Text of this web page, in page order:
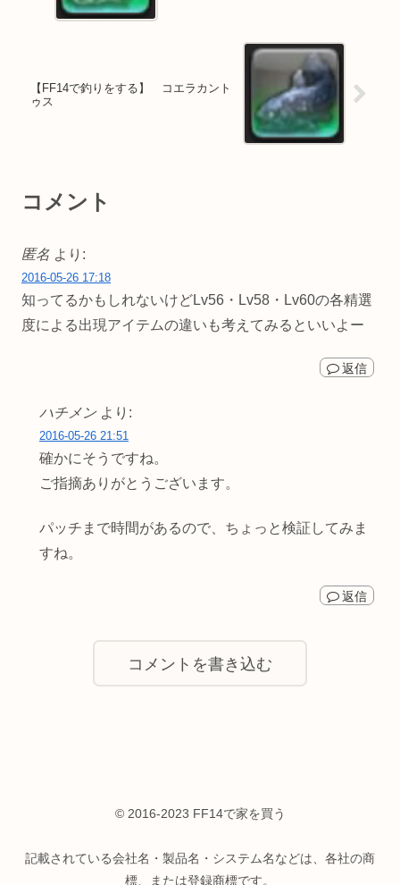
【FF14で釣りをする】 コエラカント
ゥス
コメント
匿名 より:
2016-05-26 17:18
知ってるかもしれないけどLv56・Lv58・Lv60の各精選
度による出現アイテムの違いも考えてみるといいよー
返信
ハチメン より:
2016-05-26 21:51
確かにそうですね。
ご指摘ありがとうございます。
パッチまで時間があるので、ちょっと検証してみま
すね。
返信
コメントを書き込む
© 2016-2023 FF14で家を買う
記載されている会社名・製品名・システム名などは、各社の商
標、または登録商標です。